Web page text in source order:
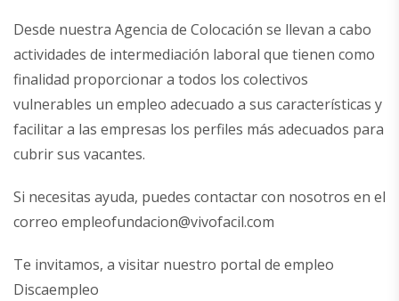
Desde nuestra Agencia de Colocación se llevan a cabo
actividades de intermediación laboral que tienen como
finalidad proporcionar a todos los colectivos
vulnerables un empleo adecuado a sus características y
facilitar a las empresas los perfiles más adecuados para
cubrir sus vacantes.
Si necesitas ayuda, puedes contactar con nosotros en el
correo empleofundacion@vivofacil.com
Te invitamos, a visitar nuestro portal de empleo
Discaempleo